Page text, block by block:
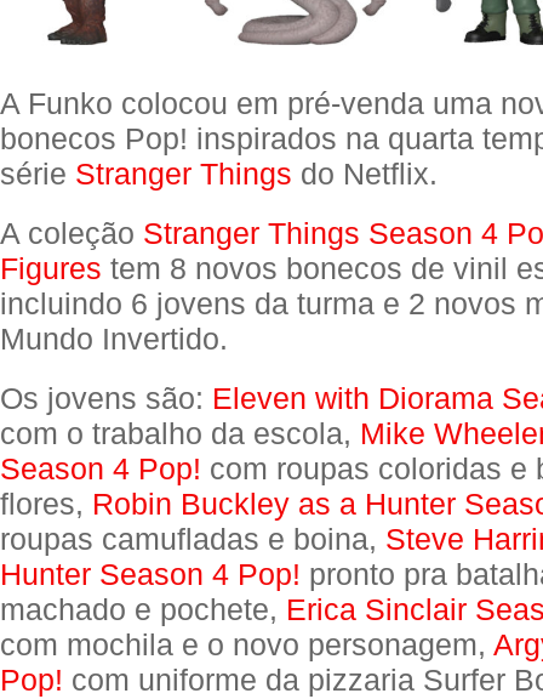
A Funko colocou em pré-venda uma
bonecos Pop! inspirados na quarta
série Stranger Things do Netflix.
A coleção Stranger Things Season 4
Figures tem 8 novos bonecos de vinil
incluindo 6 jovens da turma e 2 novos
Mundo Invertido.
Os jovens são: Eleven with Diorama
com o trabalho da escola, Mike
Season 4 Pop! com roupas coloridas e
flores, Robin Buckley as a Hunter
roupas camufladas e boina, Steve
Hunter Season 4 Pop! pronto pra
machado e pochete, Erica Sinclair
com mochila e o novo personagem,
Pop! com uniforme da pizzaria Surfer